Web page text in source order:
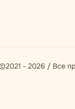
- 2026 / Все